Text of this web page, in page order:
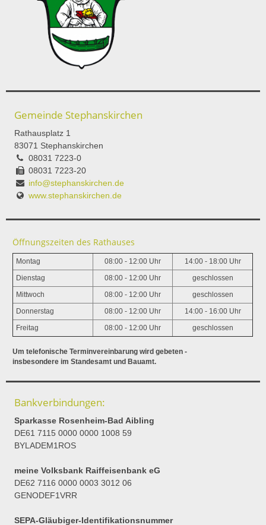
Gemeinde Stephanskirchen
Rathausplatz 1
83071 Stephanskirchen
08031 7223-0
08031 7223-20
info@stephanskirchen.de
www.stephanskirchen.de
Öffnungszeiten des Rathauses
Montag 08:00 - 12:00 Uhr 14:00 - 18:00 Uhr
Dienstag 08:00 - 12:00 Uhr geschlossen
Mittwoch 08:00 - 12:00 Uhr geschlossen
Donnerstag 08:00 - 12:00 Uhr 14:00 - 16:00 Uhr
Freitag 08:00 - 12:00 Uhr geschlossen
Um telefonische Terminvereinbarung wird gebeten -
insbesondere im Standesamt und Bauamt.
Bankverbindungen:
Sparkasse Rosenheim-Bad Aibling
DE61 7115 0000 0000 1008 59
BYLADEM1ROS
meine Volksbank Raiffeisenbank eG
DE62 7116 0000 0003 3012 06
GENODEF1VRR
SEPA-Gläubiger-Identifikationsnummer